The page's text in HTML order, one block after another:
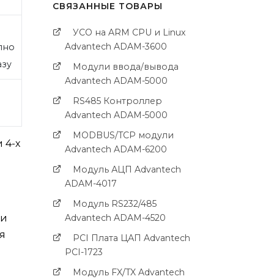
4-х
СВЯЗАННЫЕ ТОВАРЫ
УСО на ARM CPU и Linux
Advantech ADAM-3600
Модули ввода/вывода
Advantech ADAM-5000
RS485 Контроллер
Advantech ADAM-5000
MODBUS/TCP модули
Advantech ADAM-6200
Модуль АЦП Advantech
ADAM-4017
Модуль RS232/485
Advantech ADAM-4520
PCI Платa ЦАП Advantech
PCI-1723
Модуль FX/TX Advantech